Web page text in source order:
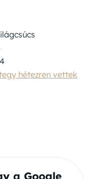
hétezren vettek
a Google